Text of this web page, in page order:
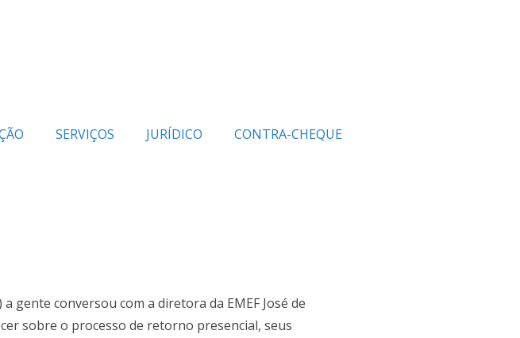
SERVIÇOS JURÍDICO
CONTRA-CHEQUE
gente conversou com a diretora da EMEF José de
sobre o processo de retorno presencial, seus